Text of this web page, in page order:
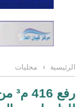
الرئيسية › محليات